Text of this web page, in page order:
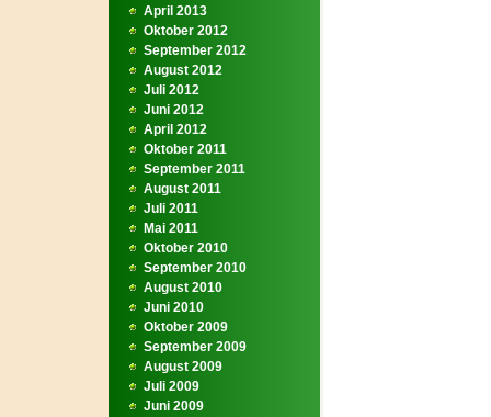
April 2013
Oktober 2012
September 2012
August 2012
Juli 2012
Juni 2012
April 2012
Oktober 2011
September 2011
August 2011
Juli 2011
Mai 2011
Oktober 2010
September 2010
August 2010
Juni 2010
Oktober 2009
September 2009
August 2009
Juli 2009
Juni 2009